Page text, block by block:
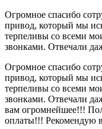
Огромное спасибо
привод, который мы
терпеливы со всеми
звонками. Отвечали
Огромное спасибо
привод, который мы
терпеливы со всеми
звонками. Отвечали
вам огромнейшее!!!
оплаты!!! Рекомендую